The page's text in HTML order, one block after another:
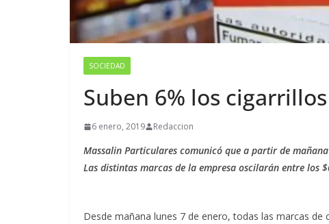
SOCIEDAD
Suben 6% los cigarrillos
6 enero, 2019 Redaccion
Massalin Particulares comunicó que a partir de
Las distintas marcas de la empresa oscilarán entre los
Desde mañana lunes 7 de enero, todas las marcas